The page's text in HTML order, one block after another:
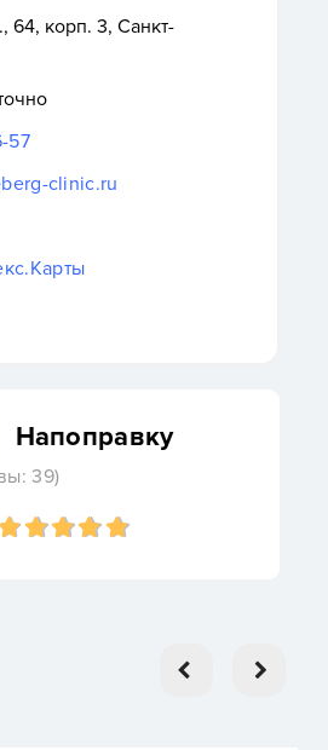
64, корп. 3, Санкт-
57
clinic.ru
Напоправку
39)